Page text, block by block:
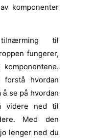
komponenter
til
fungerer,
hvordan
se på hvordan
videre ned til
Med den
lenger ned du